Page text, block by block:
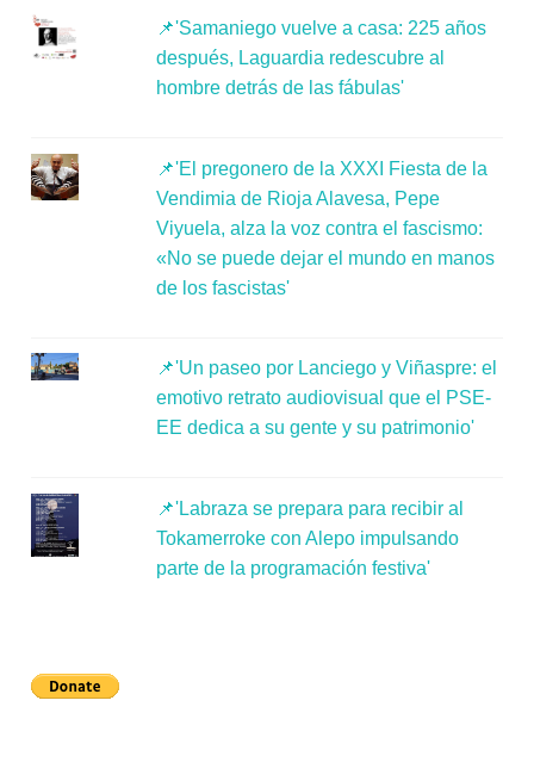
📌'Samaniego vuelve a casa: 225 años
después, Laguardia redescubre al
hombre detrás de las fábulas'
📌'El pregonero de la XXXI Fiesta de la
Vendimia de Rioja Alavesa, Pepe
Viyuela, alza la voz contra el fascismo:
«No se puede dejar el mundo en manos
de los fascistas'
📌'Un paseo por Lanciego y Viñaspre: el
emotivo retrato audiovisual que el PSE-
EE dedica a su gente y su patrimonio'
📌'Labraza se prepara para recibir al
Tokamerroke con Alepo impulsando
parte de la programación festiva'